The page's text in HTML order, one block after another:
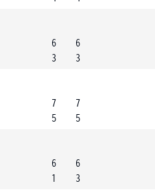
6
3
6
3
7
5
7
5
6
1
6
3